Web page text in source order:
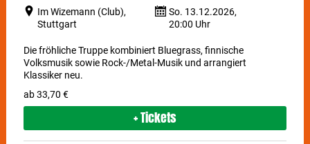
Im Wizemann (Club),
Stuttgart
So. 13.12.2026,
20:00 Uhr
Die fröhliche Truppe kombiniert Bluegrass, finnische
Volksmusik sowie Rock-/Metal-Musik und arrangiert
Klassiker neu.
ab 33,70 €
+ Tickets